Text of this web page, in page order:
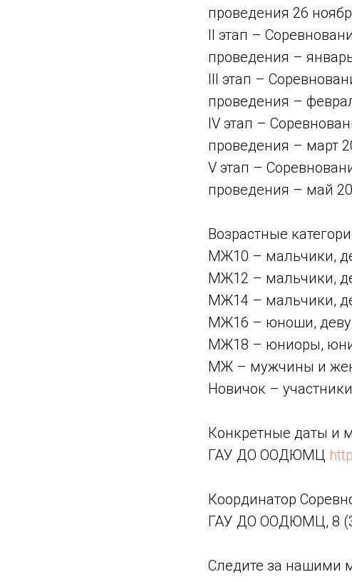
проведения 26
II этап –
проведения –
III этап –
проведения –
IV этап –
проведения – март
V этап –
проведения – май
Возрастные
МЖ10 – мальчики,
МЖ12 – мальчики,
МЖ14 – мальчики,
МЖ16 – юноши,
МЖ18 – юниоры,
МЖ – мужчины и
Новичок –
Конкретные даты и
ГАУ ДО ООДЮМЦ
Координатор
ГАУ ДО ООДЮМЦ, 8
Следите за нашими